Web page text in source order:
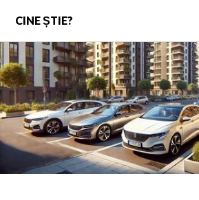
content
CINE ȘTIE?